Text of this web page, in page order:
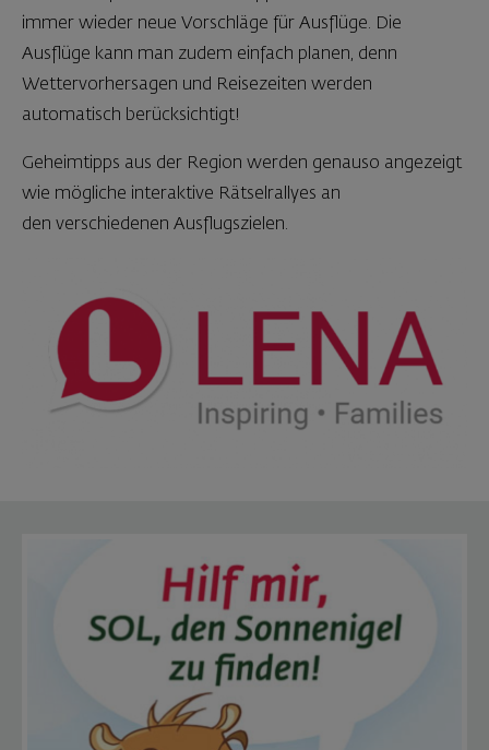
immer wieder neue Vorschläge für Ausflüge. Die
Ausflüge kann man zudem einfach planen, denn
Wettervorhersagen und Reisezeiten werden
automatisch berücksichtigt!
Geheimtipps aus der Region werden genauso angezeigt
wie mögliche interaktive Rätselrallyes an
den verschiedenen Ausflugszielen.